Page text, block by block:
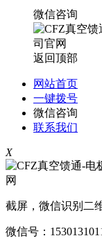
微信咨询
返回顶部
网站首页
一键拨号
微信咨询
联系我们
X
截屏，微信识别二
微信号：